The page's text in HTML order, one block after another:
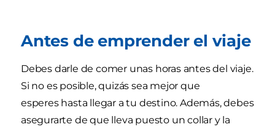
Antes de emprender el viaje
Debes darle de comer unas horas antes del viaje.
Si no es posible, quizás sea mejor que
esperes hasta llegar a tu destino. Además, debes
asegurarte de que lleva puesto un collar y la